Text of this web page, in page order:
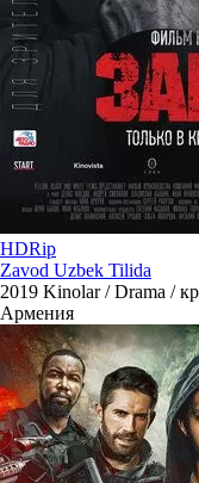
HDRip
Zavod Uzbek Tilida
2019 Kinolar / Drama /
Армения